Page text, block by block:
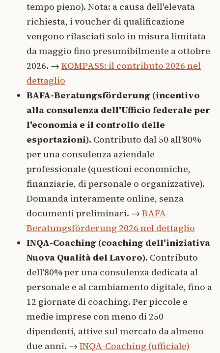
tempo pieno). Nota: a causa dell'elevata
richiesta, i voucher di qualificazione
vengono rilasciati solo in misura limitata
da maggio fino presumibilmente a ottobre
2026. → KOMPASS: il contributo 2026 nel
dettaglio
BAFA-Beratungsförderung (incentivo
alla consulenza dell'Ufficio federale per
l'economia e il controllo delle
esportazioni). Contributo dal 50 all'80%
per una consulenza aziendale
professionale (questioni economiche,
finanziarie, di personale o organizzative).
Domanda interamente online, senza
documenti preliminari. → BAFA-
Beratungsförderung 2026 nel dettaglio
INQA-Coaching (coaching dell'iniziativa
Nuova Qualità del Lavoro). Contributo
dell'80% per una consulenza dedicata al
personale e al cambiamento digitale, fino a
12 giornate di coaching. Per piccole e
medie imprese con meno di 250
dipendenti, attive sul mercato da almeno
due anni. → INQA-Coaching (ufficiale)